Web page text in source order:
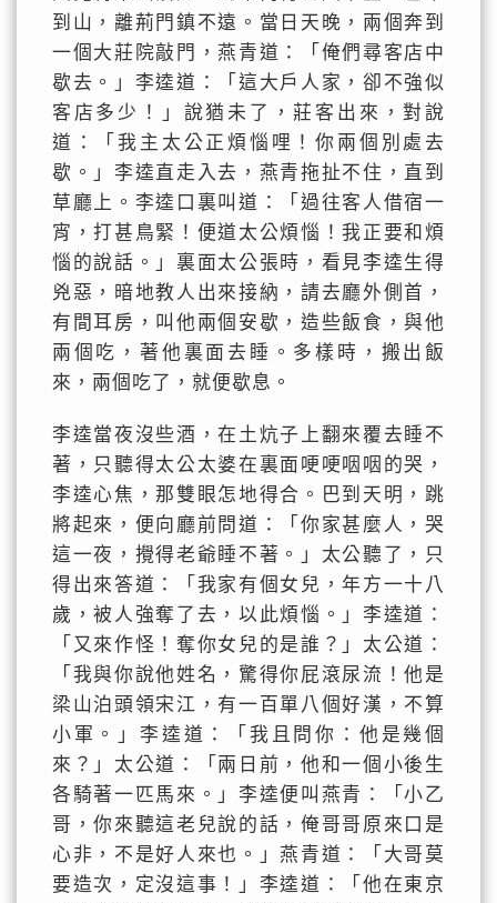
到山，離荊門鎮不遠。當日天晚，兩個奔到
一個大莊院敲門，燕青道：「俺們尋客店中
歇去。」李逵道：「這大戶人家，卻不強似
客店多少！」說猶未了，莊客出來，對說
道：「我主太公正煩惱哩！你兩個別處去
歇。」李逵直走入去，燕青拖扯不住，直到
草廳上。李逵口裏叫道：「過往客人借宿一
宵，打甚鳥緊！便道太公煩惱！我正要和煩
惱的說話。」裏面太公張時，看見李逵生得
兇惡，暗地教人出來接納，請去廳外側首，
有間耳房，叫他兩個安歇，造些飯食，與他
兩個吃，著他裏面去睡。多樣時，搬出飯
來，兩個吃了，就便歇息。
李逵當夜沒些酒，在土炕子上翻來覆去睡不
著，只聽得太公太婆在裏面哽哽咽咽的哭，
李逵心焦，那雙眼怎地得合。巴到天明，跳
將起來，便向廳前問道：「你家甚麼人，哭
這一夜，攪得老爺睡不著。」太公聽了，只
得出來答道：「我家有個女兒，年方一十八
歲，被人強奪了去，以此煩惱。」李逵道：
「又來作怪！奪你女兒的是誰？」太公道：
「我與你說他姓名，驚得你屁滾尿流！他是
梁山泊頭領宋江，有一百單八個好漢，不算
小軍。」李逵道：「我且問你：他是幾個
來？」太公道：「兩日前，他和一個小後生
各騎著一匹馬來。」李逵便叫燕青：「小乙
哥，你來聽這老兒說的話，俺哥哥原來口是
心非，不是好人來也。」燕青道：「大哥莫
要造次，定沒這事！」李逵道：「他在東京